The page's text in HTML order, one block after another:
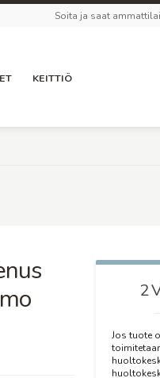
Soita ja saat
KEITTIÖ
2
Jos tuote